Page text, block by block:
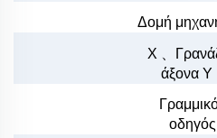
Δομή
X
άξονα Y
οδηγός